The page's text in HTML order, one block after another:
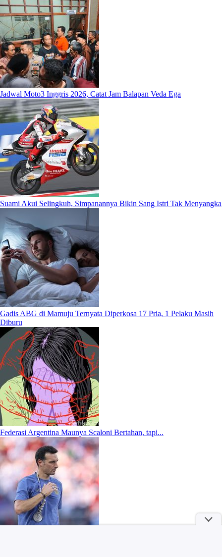
Jadwal Moto3 Inggris 2026, Catat Jam Balapan Veda Ega
Suami Akui Selingkuh, Simpanannya Bikin Sang Istri Tak Menyangka
Gadis ABG di Mamuju Ternyata Diperkosa 17 Pria, 1 Pelaku Masih
Diburu
Federasi Argentina Maunya Scaloni Bertahan, tapi...